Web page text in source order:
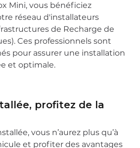
Mini, vous bénéficiez
réseau d'installateurs
de Recharge de
Ces professionnels sont
pour assurer une installation
et optimale.
profitez de la
vous n’aurez plus qu’à
et profiter des avantages